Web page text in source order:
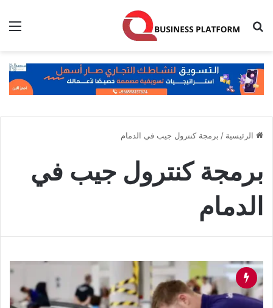
بحث عن
الرئيسية / برمجة كنترول جيب في الدمام
برمجة كنترول جيب في
الدمام